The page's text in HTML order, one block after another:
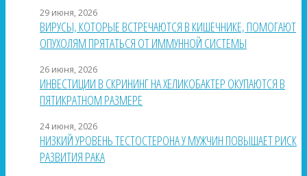
29 июня, 2026
ВИРУСЫ, КОТОРЫЕ ВСТРЕЧАЮТСЯ В КИШЕЧНИКЕ, ПОМОГАЮТ
ОПУХОЛЯМ ПРЯТАТЬСЯ ОТ ИММУННОЙ СИСТЕМЫ
26 июня, 2026
ИНВЕСТИЦИИ В СКРИНИНГ НА ХЕЛИКОБАКТЕР ОКУПАЮТСЯ В
ПЯТИКРАТНОМ РАЗМЕРЕ
24 июня, 2026
НИЗКИЙ УРОВЕНЬ ТЕСТОСТЕРОНА У МУЖЧИН ПОВЫШАЕТ РИСК
РАЗВИТИЯ РАКА